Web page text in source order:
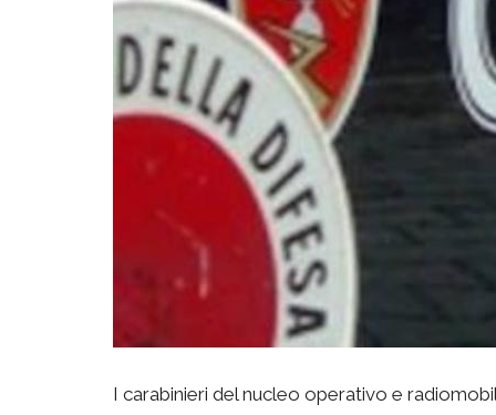
I carabinieri del nucleo operativo e